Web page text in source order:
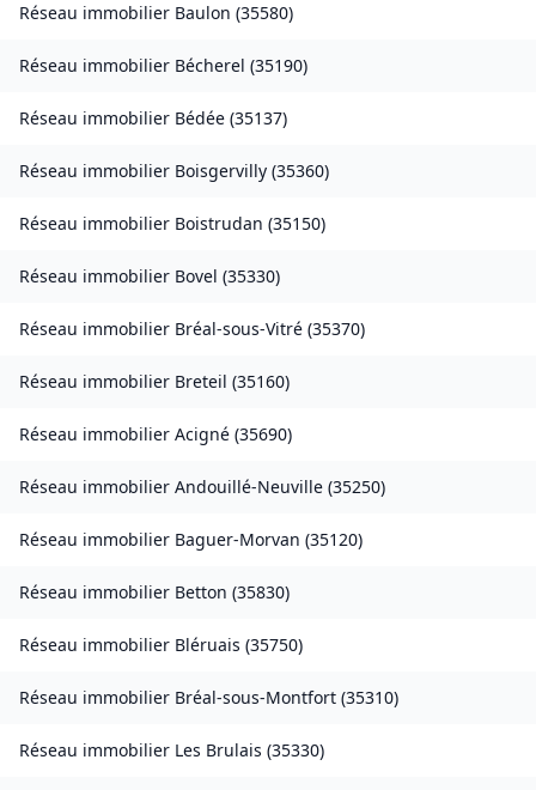
Réseau immobilier Baulon (35580)
Réseau immobilier Bécherel (35190)
Réseau immobilier Bédée (35137)
Réseau immobilier Boisgervilly (35360)
Réseau immobilier Boistrudan (35150)
Réseau immobilier Bovel (35330)
Réseau immobilier Bréal-sous-Vitré (35370)
Réseau immobilier Breteil (35160)
Réseau immobilier Acigné (35690)
Réseau immobilier Andouillé-Neuville (35250)
Réseau immobilier Baguer-Morvan (35120)
Réseau immobilier Betton (35830)
Réseau immobilier Bléruais (35750)
Réseau immobilier Bréal-sous-Montfort (35310)
Réseau immobilier Les Brulais (35330)